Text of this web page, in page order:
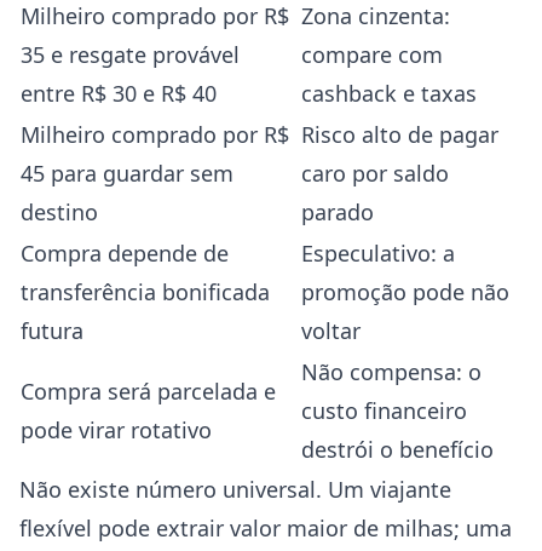
Milheiro comprado por R$
35 e resgate provável
entre R$ 30 e R$ 40
Zona cinzenta:
compare com
cashback e taxas
Milheiro comprado por R$
45 para guardar sem
destino
Risco alto de pagar
caro por saldo
parado
Compra depende de
transferência bonificada
futura
Especulativo: a
promoção pode não
voltar
Compra será parcelada e
pode virar rotativo
Não compensa: o
custo financeiro
destrói o benefício
Não existe número universal. Um viajante
flexível pode extrair valor maior de milhas; uma